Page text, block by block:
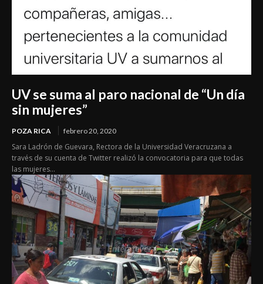
UV se suma al paro nacional de “Un día
sin mujeres”
POZA RICA febrero 20, 2020
Sara Ladrón de Guevara, Rectora de la Universidad Veracruzana a
través de su cuenta de Twitter realizó la convocatoria para que todas
las mujeres...